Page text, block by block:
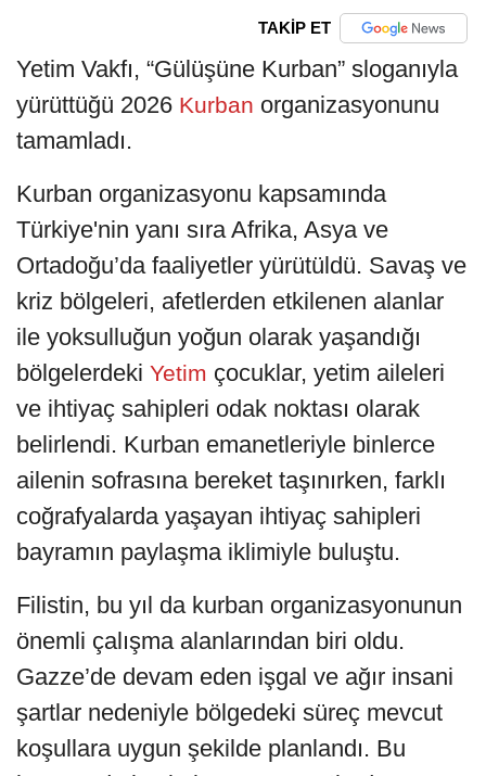
TAKİP ET
Yetim Vakfı, “Gülüşüne Kurban” sloganıyla
yürüttüğü 2026 Kurban organizasyonunu
tamamladı.
Kurban organizasyonu kapsamında
Türkiye'nin yanı sıra Afrika, Asya ve
Ortadoğu’da faaliyetler yürütüldü. Savaş ve
kriz bölgeleri, afetlerden etkilenen alanlar
ile yoksulluğun yoğun olarak yaşandığı
bölgelerdeki Yetim çocuklar, yetim aileleri
ve ihtiyaç sahipleri odak noktası olarak
belirlendi. Kurban emanetleriyle binlerce
ailenin sofrasına bereket taşınırken, farklı
coğrafyalarda yaşayan ihtiyaç sahipleri
bayramın paylaşma iklimiyle buluştu.
Filistin, bu yıl da kurban organizasyonunun
önemli çalışma alanlarından biri oldu.
Gazze’de devam eden işgal ve ağır insani
şartlar nedeniyle bölgedeki süreç mevcut
koşullara uygun şekilde planlandı. Bu